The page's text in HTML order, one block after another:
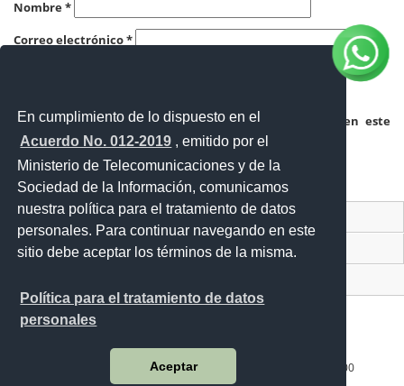
En cumplimiento de lo dispuesto en el
Acuerdo No. 012-2019 , emitido por el
Ministerio de Telecomunicaciones y de la
Sociedad de la Información, comunicamos
nuestra política para el tratamiento de datos
personales. Para continuar navegando en este
sitio debe aceptar los términos de la misma.
Política para el tratamiento de datos
personales
Aceptar
Nombre*
Correo electrónico*
Guardar mi nombre, correo electrónico y sitio web en este
navegador para la próxima vez que haga un comentario.
Contacto Ciudadano Digital
Portal Trámites Ciudadanos
Av. República E7-197 y Diego de Almagro, Edificio Forum 300